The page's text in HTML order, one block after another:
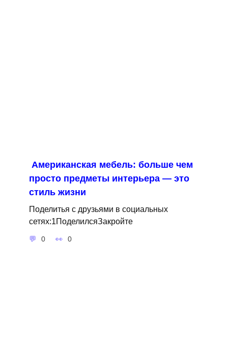
Американская мебель: больше чем
просто предметы интерьера — это
стиль жизни
Поделитья с друзьями в социальных
сетях:1ПоделилсяЗакройте
0 0